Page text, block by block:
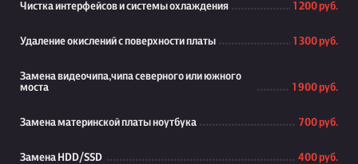
Чистка интерфейсов и системы охлаждения 1 200 руб.
Удаление окислений с поверхности платы 1 300 руб.
Замена видеочипа,чипа северного или южного
моста
1 900 руб.
Замена материнской платы ноутбука 700 руб.
Замена HDD/SSD 400 руб.